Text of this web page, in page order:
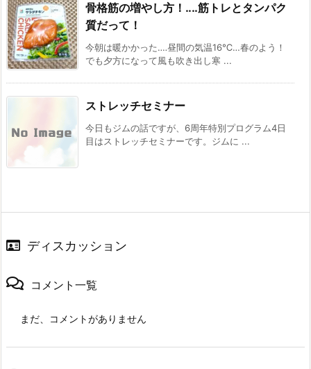
骨格筋の増やし方！‥‥筋トレとタンパク
質だって！
今朝は暖かかった‥‥昼間の気温16℃…春のよう！
でも夕方になって風も吹き出し寒 ...
ストレッチセミナー
今日もジムの話ですが、6周年特別プログラム4日
目はストレッチセミナーです。ジムに ...
ディスカッション
コメント一覧
まだ、コメントがありません